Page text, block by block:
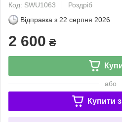
Код: SWU1063
Роздріб
Відправка з 22 серпня 2026
2 600 ₴
або
Купити з